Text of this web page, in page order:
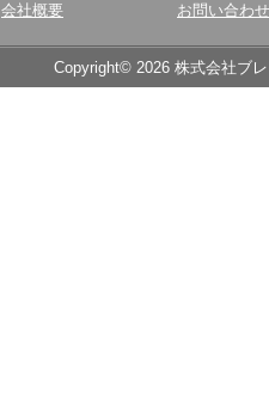
会社概要 お問い合わせ
Copyright© 2026 株式会社ブ